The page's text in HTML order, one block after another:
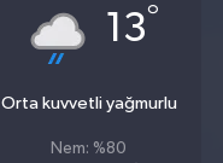
13°
Orta kuvvetli yağmurlu
Nem: %80